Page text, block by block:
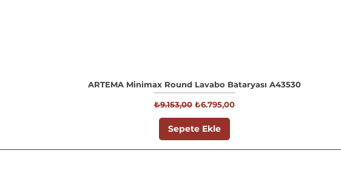
ARTEMA Minimax Round Lavabo Bataryası A43530
Normal Fiyat
₺9.153,00 İndirimli Fiyat
₺6.795,00
Sepete Ekle